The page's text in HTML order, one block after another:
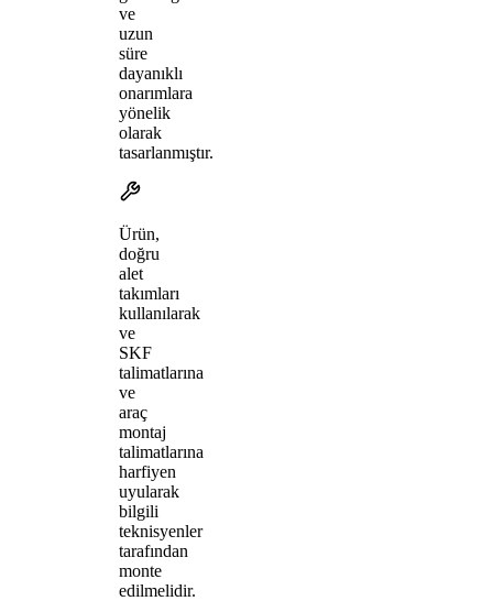
ve
uzun
süre
dayanıklı
onarımlara
yönelik
olarak
tasarlanmıştır.
Ürün,
doğru
alet
takımları
kullanılarak
ve
SKF
talimatlarına
ve
araç
montaj
talimatlarına
harfiyen
uyularak
bilgili
teknisyenler
tarafından
monte
edilmelidir.